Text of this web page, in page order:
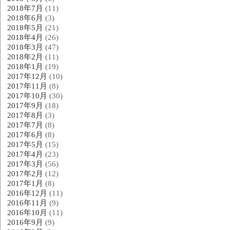
2018年7月 (11)
2018年6月 (3)
2018年5月 (21)
2018年4月 (26)
2018年3月 (47)
2018年2月 (11)
2018年1月 (19)
2017年12月 (10)
2017年11月 (8)
2017年10月 (30)
2017年9月 (18)
2017年8月 (3)
2017年7月 (8)
2017年6月 (8)
2017年5月 (15)
2017年4月 (23)
2017年3月 (56)
2017年2月 (12)
2017年1月 (8)
2016年12月 (11)
2016年11月 (9)
2016年10月 (11)
2016年9月 (9)